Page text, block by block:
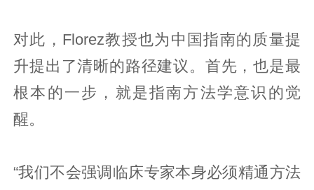
对此，Florez教授也为中国指南的质量提
升提出了清晰的路径建议。首先，也是最
根本的一步，就是指南方法学意识的觉
醒。
“我们不会强调临床专家本身必须精通方法